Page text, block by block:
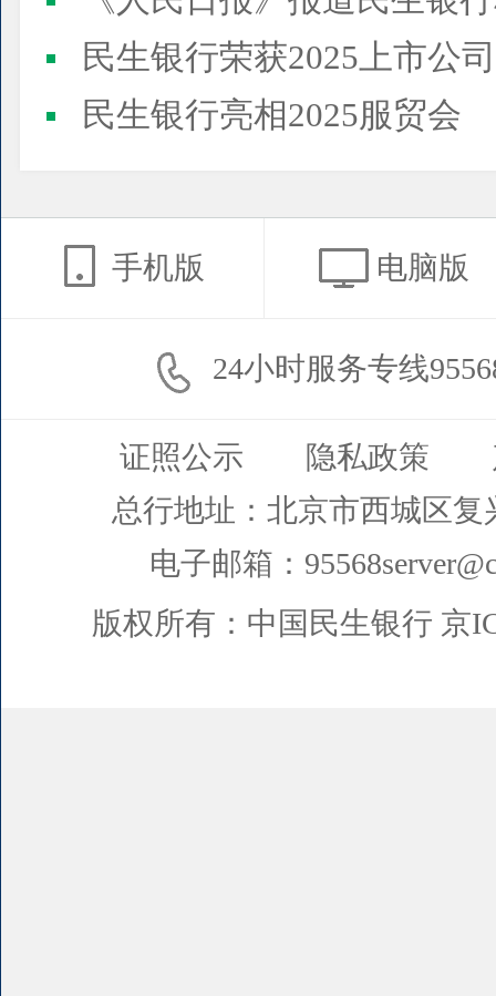
民生银行荣获2025上市公司董事会最佳实践案例、上市公
民生银行亮相2025服贸会
手机版 电脑版
24小时服务专线
证照公示 隐私政策
总行地址：北京市西城区复
电子邮箱：
版权所有：中国民生银行 京